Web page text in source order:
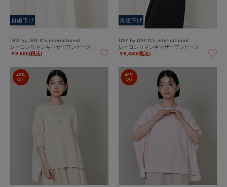
再値下げ
DAY by DAY It's international
レーヨンリネンギャザーワンピース
￥9,680(税込)
再値下げ
DAY by DAY It's international
レーヨンリネンギャザーワンピース
￥9,680(税込)
40%
OFF
40%
OFF